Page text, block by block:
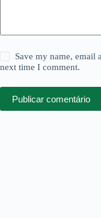
Save my name, email
next time I comment.
Publicar comentário